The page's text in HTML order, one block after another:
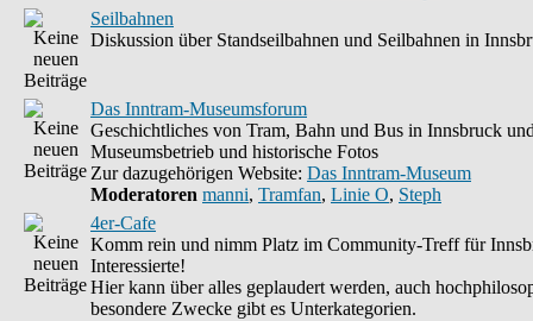
Seilbahnen
Diskussion über Standseilbahnen und Seilbahnen in
Das Inntram-Museumsforum
Geschichtliches von Tram, Bahn und Bus in Innsbruck
Museumsbetrieb und historische Fotos
Zur dazugehörigen Website: Das Inntram-Museum
Moderatoren manni, Tramfan, Linie O, Steph
4er-Cafe
Komm rein und nimm Platz im Community-Treff für
Interessierte!
Hier kann über alles geplaudert werden, auch
besondere Zwecke gibt es Unterkategorien.